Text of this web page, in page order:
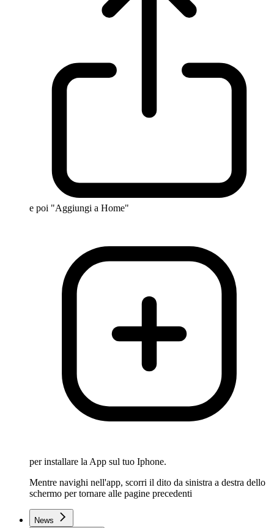
e poi "Aggiungi a Home"
per installare la App sul tuo Iphone.
Mentre navighi nell'app, scorri il dito da sinistra a destra dello
schermo per tornare alle pagine precedenti
News